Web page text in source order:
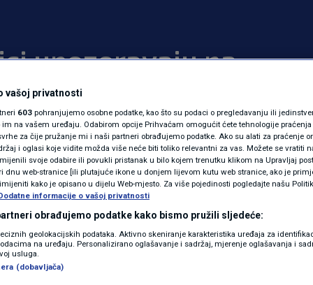
N1(DIS)INFO
FOTO
VIDEO
upozoravaju na
ovu razinu
rata
vašoj privatnosti
603 pohranjujemo osobne podatke, kao što su podaci o pregledavanju ili
na vašem uređaju. Odabirom opcije Prihvaćam omogućit ćete tehnologije praćenja
za čije pružanje mi i naši partneri obrađujemo podatke. Ako su alati za praćenje
i oglasi koje vidite možda više neće biti toliko relevantni za vas. Možete se vratiti
svoje odabire ili povukli pristanak u bilo kojem trenutku klikom na Upravljaj
dnu web-stranice [ili plutajuće ikone u donjem lijevom kutu web stranice, ako je
kako je opisano u dijelu Web-mjesto. Za više pojedinosti pogledajte našu
informacije o vašoj privatnosti
obrađujemo podatke kako bismo pružili sljedeće:
geolokacijskih podataka. Aktivno skeniranje karakteristika uređaja za
na uređaju. Personalizirano oglašavanje i sadržaj, mjerenje oglašavanja i
usluga.
(dobavljača)